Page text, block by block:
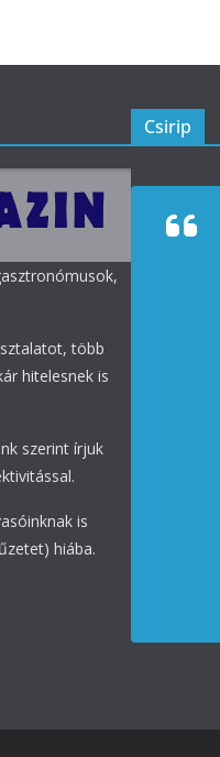
több
hitelesnek is
szerint írjuk
is
hiába.
Csirip